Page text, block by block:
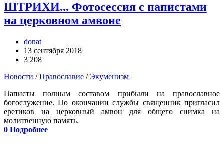
ШТРИХИ... Фотосессия с папистами
на церковном амвоне
donat
13 сентября 2018
3 208
Новости /Православие /Экуменизм
Паписты полным составом прибыли на православное
богослужение. По окончании службы священник пригласил
еретиков на церковный амвон для общего снимка на
молитвенную память.
0 Подробнее